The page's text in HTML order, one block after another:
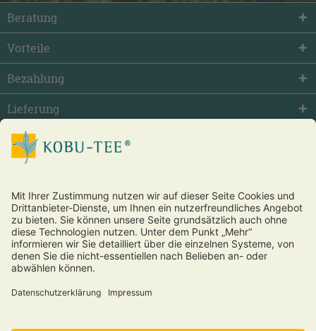
Beratung
Vorteile
Bezahlung
Lieferung
facebook twitter youtube
Vertrag widerrufen